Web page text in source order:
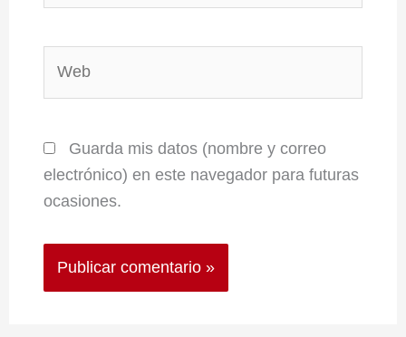
Guarda mis datos (nombre y correo
electrónico) en este navegador para futuras
ocasiones.